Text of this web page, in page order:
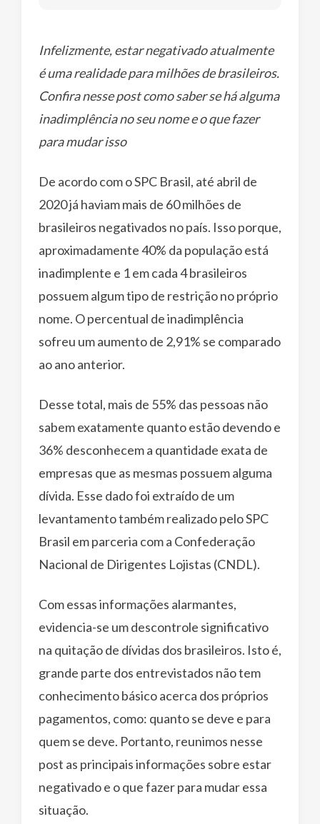
Infelizmente, estar negativado atualmente
é uma realidade para milhões de brasileiros.
Confira nesse post como saber se há alguma
inadimplência no seu nome e o que fazer
para mudar isso
De acordo com o SPC Brasil, até abril de
2020 já haviam mais de 60 milhões de
brasileiros negativados no país. Isso porque,
aproximadamente 40% da população está
inadimplente e 1 em cada 4 brasileiros
possuem algum tipo de restrição no próprio
nome. O percentual de inadimplência
sofreu um aumento de 2,91% se comparado
ao ano anterior.
Desse total, mais de 55% das pessoas não
sabem exatamente quanto estão devendo e
36% desconhecem a quantidade exata de
empresas que as mesmas possuem alguma
dívida. Esse dado foi extraído de um
levantamento também realizado pelo SPC
Brasil em parceria com a Confederação
Nacional de Dirigentes Lojistas (CNDL).
Com essas informações alarmantes,
evidencia-se um descontrole significativo
na quitação de dívidas dos brasileiros. Isto é,
grande parte dos entrevistados não tem
conhecimento básico acerca dos próprios
pagamentos, como: quanto se deve e para
quem se deve. Portanto, reunimos nesse
post as principais informações sobre estar
negativado e o que fazer para mudar essa
situação.